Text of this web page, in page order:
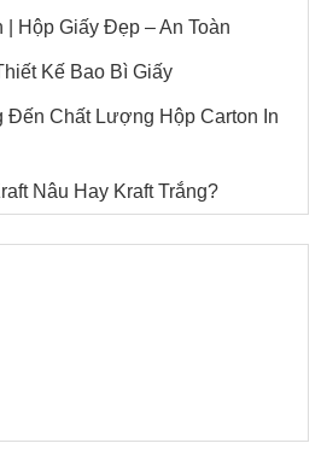
Hộp Giấy Đẹp – An Toàn
Kế Bao Bì Giấy
Đến Chất Lượng Hộp Carton In
Nâu Hay Kraft Trắng?